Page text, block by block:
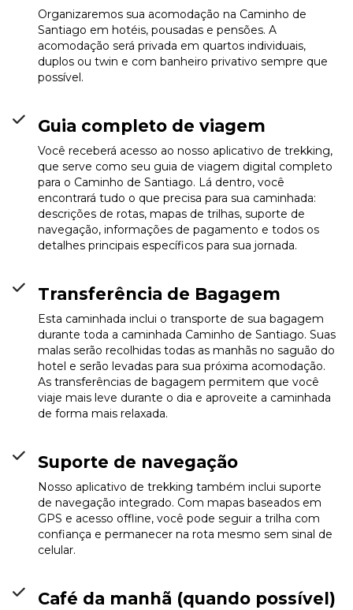
Organizaremos sua acomodação na Caminho de
Santiago em hotéis, pousadas e pensões. A
acomodação será privada em quartos individuais,
duplos ou twin e com banheiro privativo sempre que
possível.
Guia completo de viagem
Você receberá acesso ao nosso aplicativo de trekking,
que serve como seu guia de viagem digital completo
para o Caminho de Santiago. Lá dentro, você
encontrará tudo o que precisa para sua caminhada:
descrições de rotas, mapas de trilhas, suporte de
navegação, informações de pagamento e todos os
detalhes principais específicos para sua jornada.
Transferência de Bagagem
Esta caminhada inclui o transporte de sua bagagem
durante toda a caminhada Caminho de Santiago. Suas
malas serão recolhidas todas as manhãs no saguão do
hotel e serão levadas para sua próxima acomodação.
As transferências de bagagem permitem que você
viaje mais leve durante o dia e aproveite a caminhada
de forma mais relaxada.
Suporte de navegação
Nosso aplicativo de trekking também inclui suporte
de navegação integrado. Com mapas baseados em
GPS e acesso offline, você pode seguir a trilha com
confiança e permanecer na rota mesmo sem sinal de
celular.
Café da manhã (quando possível)